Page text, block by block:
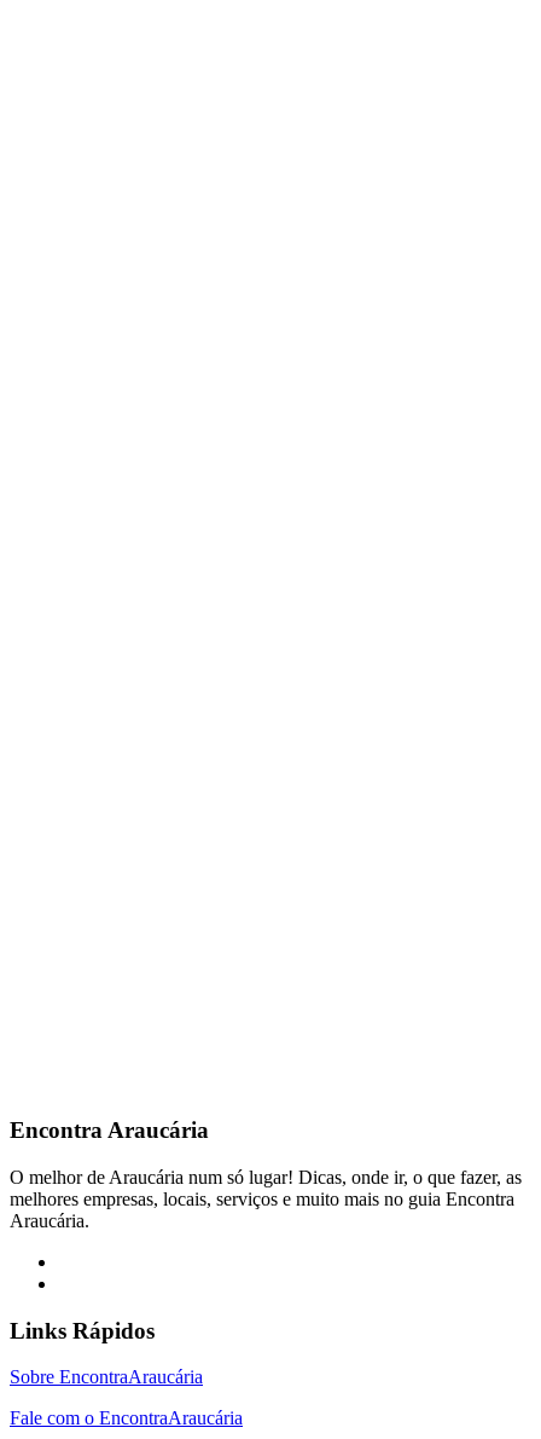
Encontra Araucária
O melhor de Araucária num só lugar! Dicas, onde ir, o que fazer, as
melhores empresas, locais, serviços e muito mais no guia Encontra
Araucária.
Links Rápidos
Sobre EncontraAraucária
Fale com o EncontraAraucária